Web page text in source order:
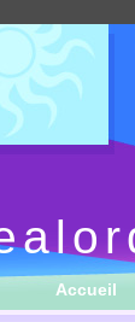
Accueil